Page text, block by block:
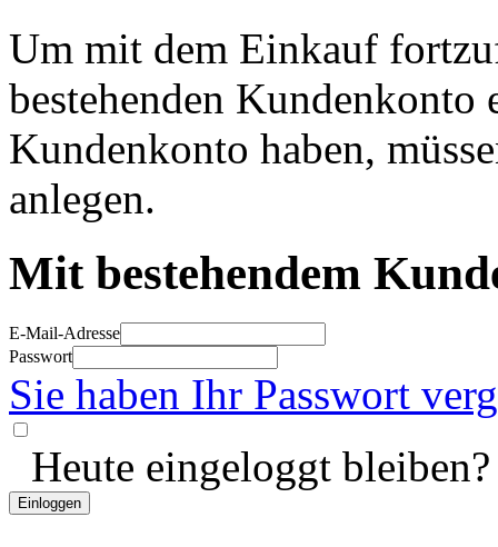
Um mit dem Einkauf
bestehenden
Kundenkonto haben,
anlegen.
Mit bestehendem
E-Mail-Adresse
Passwort
Sie haben Ihr Passwort
Heute eingeloggt bleiben?
Einloggen